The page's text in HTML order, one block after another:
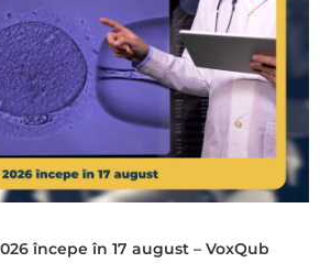
începe în 17 august – VoxQub